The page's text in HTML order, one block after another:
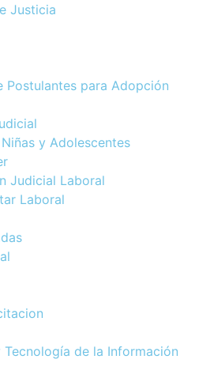
Justicia
Postulantes para Adopción
y Adolescentes
Judicial Laboral
Laboral
Tecnología de la Información